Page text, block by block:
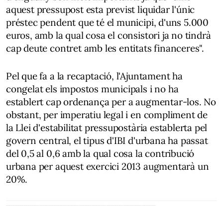
aquest pressupost esta previst liquidar l'únic
préstec pendent que té el municipi, d'uns 5.000
euros, amb la qual cosa el consistori ja no tindrà
cap deute contret amb les entitats financeres".
Pel que fa a la recaptació, l'Ajuntament ha
congelat els impostos municipals i no ha
establert cap ordenança per a augmentar-los. No
obstant, per imperatiu legal i en compliment de
la Llei d'estabilitat pressupostària establerta pel
govern central, el tipus d'IBI d'urbana ha passat
del 0,5 al 0,6 amb la qual cosa la contribució
urbana per aquest exercici 2013 augmentarà un
20%.